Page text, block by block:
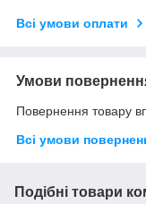
Всі умови оплати
Умови
Повернення товару
Всі умови
Подібні товари